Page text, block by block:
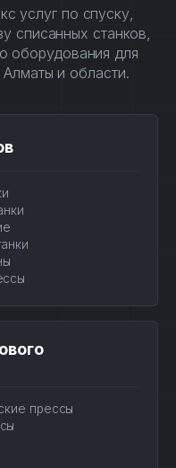
услуг по спуску,
списанных станков,
оборудования для
и области.
прессы